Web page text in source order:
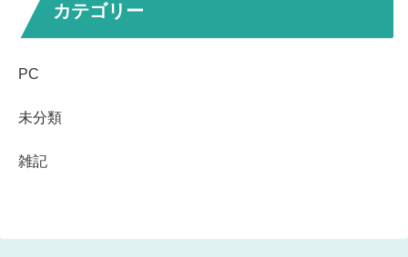
カテゴリー
PC
未分類
雑記